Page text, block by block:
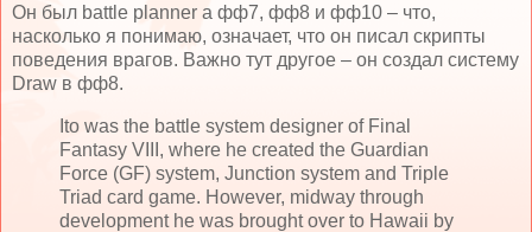
Он был battle planner а фф7, фф8 и фф10 – что,
насколько я понимаю, означает, что он писал скрипты
поведения врагов. Важно тут другое – он создал систему
Draw в фф8.
Ito was the battle system designer of Final
Fantasy VIII, where he created the Guardian
Force (GF) system, Junction system and Triple
Triad card game. However, midway through
development he was brought over to Hawaii by